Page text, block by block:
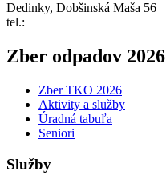
Dedinky, Dobšinská Maša 56
tel.:
Zber odpadov 2026
Zber TKO 2026
Aktivity a služby
Úradná tabuľa
Seniori
Služby